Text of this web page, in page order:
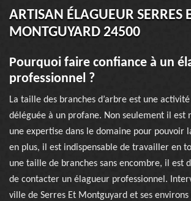
ARTISAN ÉLAGUEUR SERRES
MONTGUYARD 24500
Pourquoi faire confiance à un
professionnel ?
La taille des branches d’arbre est une
déléguée à un profane. Non seulement il est
une expertise dans le domaine pour pouvoir
en plus, il est indispensable de travailler en
une taille de branches sans encombre, il est
de contacter un élagueur professionnel.
ville de Serres Et Montguyard et ses